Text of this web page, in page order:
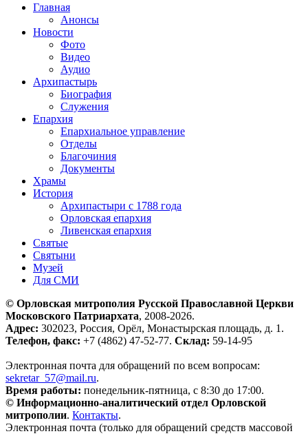
Главная
Анонсы
Новости
Фото
Видео
Аудио
Архипастырь
Биография
Служения
Епархия
Епархиальное управление
Отделы
Благочиния
Документы
Храмы
История
Архипастыри с 1788 года
Орловская епархия
Ливенская епархия
Святые
Святыни
Музей
Для СМИ
© Орловская митрополия Русской Православной Церкви
Московского Патриархата, 2008-2026.
Адрес: 302023, Россия, Орёл, Монастырская площадь, д. 1.
Телефон, факс: +7 (4862) 47-52-77. Склад: 59-14-95
Электронная почта для обращений по всем вопросам:
sekretar_57@mail.ru.
Время работы: понедельник-пятница, с 8:30 до 17:00.
© Информационно-аналитический отдел Орловской
митрополии. Контакты.
Электронная почта (только для обращений средств массовой